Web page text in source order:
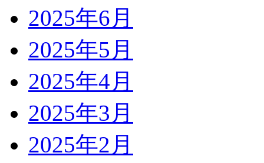
2025年6月
2025年5月
2025年4月
2025年3月
2025年2月